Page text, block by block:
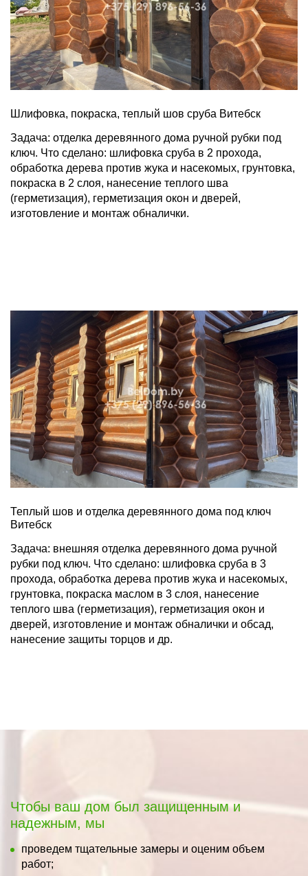
Шлифовка, покраска, теплый шов сруба Витебск
Задача: отделка деревянного дома ручной рубки под
ключ. Что сделано: шлифовка сруба в 2 прохода,
обработка дерева против жука и насекомых, грунтовка,
покраска в 2 слоя, нанесение теплого шва
(герметизация), герметизация окон и дверей,
изготовление и монтаж обналички.
Теплый шов и отделка деревянного дома под ключ
Витебск
Задача: внешняя отделка деревянного дома ручной
рубки под ключ. Что сделано: шлифовка сруба в 3
прохода, обработка дерева против жука и насекомых,
грунтовка, покраска маслом в 3 слоя, нанесение
теплого шва (герметизация), герметизация окон и
дверей, изготовление и монтаж обналички и обсад,
нанесение защиты торцов и др.
Чтобы ваш дом был защищенным и
надежным, мы
проведем тщательные замеры и оценим объем
работ;